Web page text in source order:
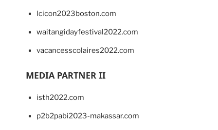
lcicon2023boston.com
waitangidayfestival2022.com
vacancesscolaires2022.com
MEDIA PARTNER II
isth2022.com
p2b2pabi2023-makassar.com